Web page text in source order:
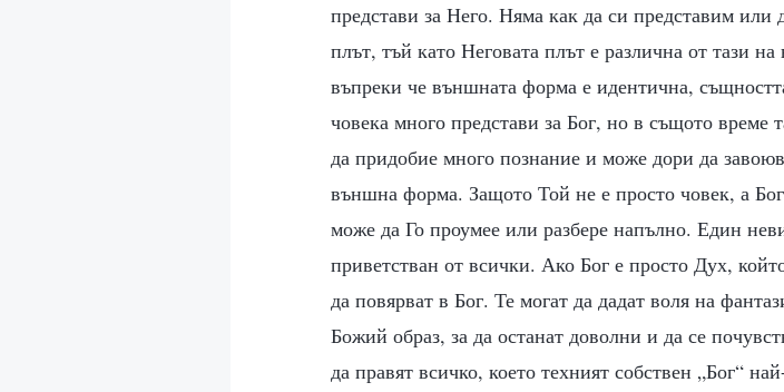
представи за Него. Няма как да си представим
плът, тъй като Неговата плът е различна от тази
въпреки че външната форма е идентична,
човека много представи за Бог, но в същото време
да придобие много познание и може дори да
външна форма. Защото Той не е просто човек, а
може да Го проумее или разбере напълно. Един
приветстван от всички. Ако Бог е просто Дух,
да повярват в Бог. Те могат да дадат воля на
Божий образ, за да останат доволни и да се
да правят всичко, което техният собствен „Бог“